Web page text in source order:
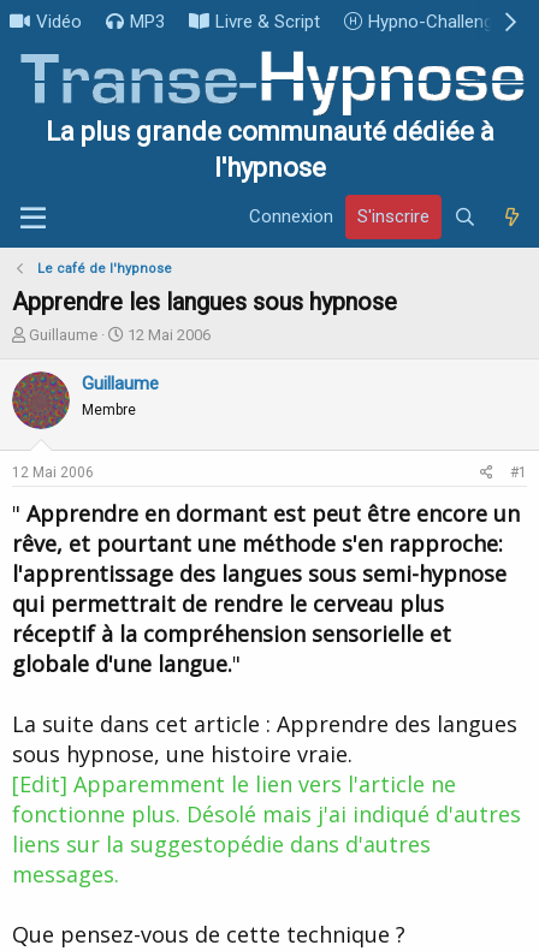
Vidéo MP3 Livre & Script Hypno-Challenge
La plus grande communauté dédiée à
l'hypnose
Connexion S'inscrire
Le café de l'hypnose
Apprendre les langues sous hypnose
I
i
t
i
u
d
e
a
d
i
u
s
i
o
Guillaume
D
t
d
b
t
12 Mai 2006
Guillaume
Membre
12 Mai 2006 #1
" Apprendre en dormant est peut être encore un
rêve, et pourtant une méthode s'en rapproche:
l'apprentissage des langues sous semi-hypnose
qui permettrait de rendre le cerveau plus
réceptif à la compréhension sensorielle et
globale d'une langue."
La suite dans cet article : Apprendre des langues
sous hypnose, une histoire vraie.
[Edit] Apparemment le lien vers l'article ne
fonctionne plus. Désolé mais j'ai indiqué d'autres
liens sur la suggestopédie dans d'autres
messages.
Que pensez-vous de cette technique ?